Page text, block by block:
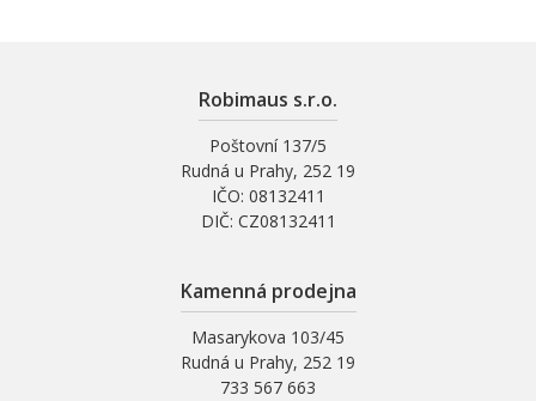
Robimaus s.r.o.
Poštovní 137/5
Rudná u Prahy, 252 19
IČO: 08132411
DIČ: CZ08132411
Kamenná prodejna
Masarykova 103/45
Rudná u Prahy, 252 19
733 567 663